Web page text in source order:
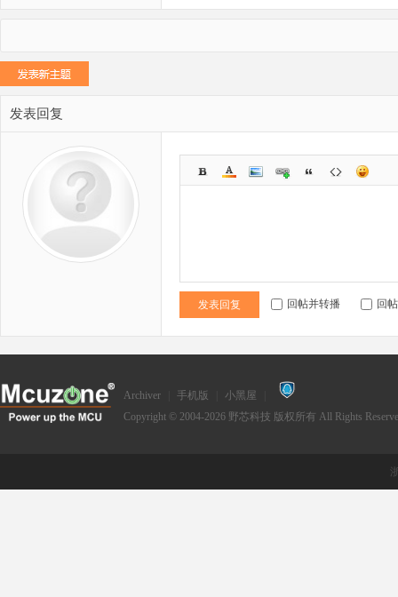
发表回复
发表回复 回帖并转播 回
Archiver 手机版 小黑屋
Copyright © 2004-2026 野芯科技 版权所有 All Rights